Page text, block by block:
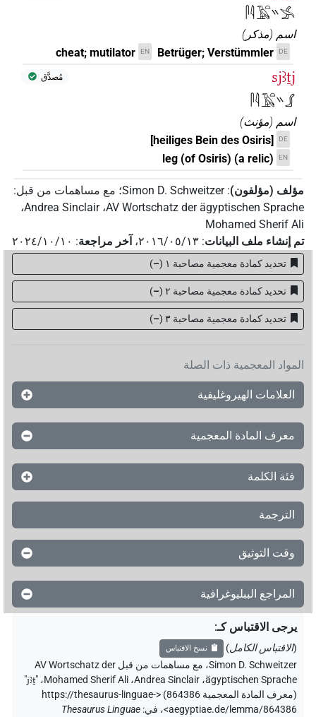
𓋴𓇋𓄿𓏏𓏭𓂿
اسم (مذكر)
DE
Betrüger; Verstümmler
EN
cheat; mutilator
sjꜣṯj
𓋴𓇋𓄿𓏏𓏭𓂾
مُصدَّق
اسم (مؤنث)
DE
[heiliges Bein des Osiris]
EN
leg (of Osiris) (a relic)
مؤلف (مؤلفون):
Simon D. Schweitzer؛ مع مساهمات من قبل:
AV Wortschatz der ägyptischen Sprache،Andrea Sinclair،
Mohamed Sherif Ali
تم إنشاء ملف البيانات: ٢٠١٦/٠٥/١٣، آخر مراجعة: ٢٠٢٤/١٠/١٠
تحديد كمادة معجمية مصاحبة ١ –
)
تحديد كمادة معجمية مصاحبة ٢ –
)
تحديد كمادة معجمية مصاحبة ۳ –
)
المواد المعجمية ذات الصلة
العلامات الهيروغليفية
معرف المادة المعجمية
فئة الكلمة
الترجمة
وقت التوثيق
المراجع الببليوغرافية
يرجى الاقتباس كـ:
(الاقتباس الكامل) نسخ الاقتباس
Simon D. Schweitzer، مع مساهمات من قبل AV Wortschatz der
ägyptischen Sprache، Andrea Sinclair، Mohamed Sherif Ali، "jꜣṯ
"
(معرف المادة المعجمية 864386)
<https://thesaurus-linguae-
aegyptiae.de/lemma/864386> ، في:
Thesaurus Linguae